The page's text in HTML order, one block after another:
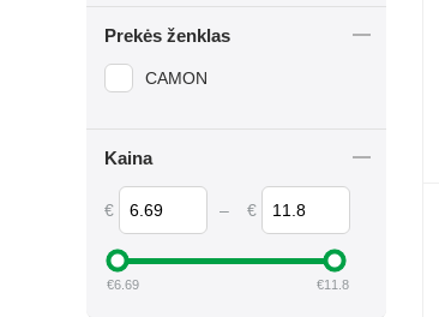
Prekės ženklas
CAMON
Kaina
€ – €
€6.69 €11.8